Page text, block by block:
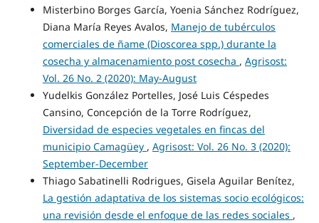
Misterbino Borges García, Yoenia Sánchez Rodríguez,
Diana María Reyes Avalos, Manejo de tubérculos
comerciales de ñame (Dioscorea spp.) durante la
cosecha y almacenamiento post cosecha , Agrisost:
Vol. 26 No. 2 (2020): May-August
Yudelkis González Portelles, José Luis Céspedes
Cansino, Concepción de la Torre Rodríguez,
Diversidad de especies vegetales en fincas del
municipio Camagüey , Agrisost: Vol. 26 No. 3 (2020):
September-December
Thiago Sabatinelli Rodrigues, Gisela Aguilar Benítez,
La gestión adaptativa de los sistemas socio ecológicos:
una revisión desde el enfoque de las redes sociales ,